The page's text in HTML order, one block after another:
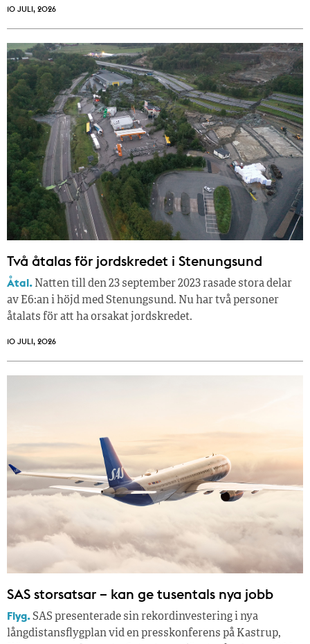
10 JULI, 2026
Två åtalas för jordskredet i Stenungsund
Åtal. Natten till den 23 september 2023 rasade stora delar
av E6:an i höjd med Stenungsund. Nu har två personer
åtalats för att ha orsakat jordskredet.
10 JULI, 2026
SAS storsatsar – kan ge tusentals nya jobb
Flyg.SAS presenterade sin rekordinvestering i nya
långdistansflygplan vid en presskonferens på Kastrup,